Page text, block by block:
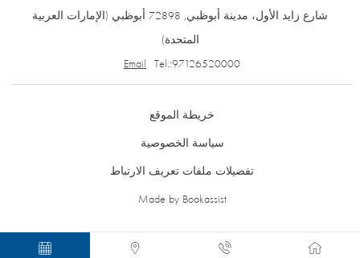
شارع زايد الأول، مدينة أبوظبي,
72898 أبوظبي (الإمارات العربية
المتحدة)
Tel.:97126520000
Email
خريطة الموقع
سياسة الخصوصية
تفضيلات ملفات تعريف الارتباط
Made by Bookassist